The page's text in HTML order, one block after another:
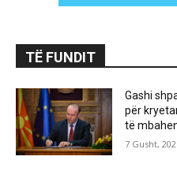
TË FUNDIT
Gashi
për
të
7 Gusht,